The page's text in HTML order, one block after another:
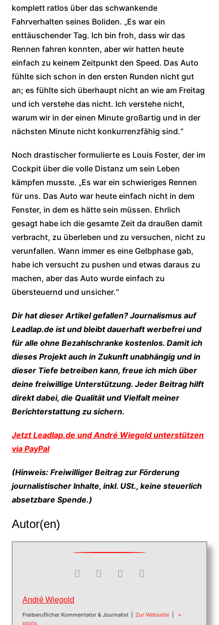
komplett ratlos über das schwankende
Fahrverhalten seines Boliden. „Es war ein
enttäuschender Tag. Ich bin froh, dass wir das
Rennen fahren konnten, aber wir hatten heute
einfach zu keinem Zeitpunkt den Speed. Das Auto
fühlte sich schon in den ersten Runden nicht gut
an; es fühlte sich überhaupt nicht an wie am Freitag
und ich verstehe das nicht. Ich verstehe nicht,
warum wir in der einen Minute großartig und in der
nächsten Minute nicht konkurrenzfähig sind.“
Noch drastischer formulierte es Louis Foster, der im
Cockpit über die volle Distanz um sein Leben
kämpfen musste. „Es war ein schwieriges Rennen
für uns. Das Auto war heute einfach nicht in dem
Fenster, in dem es hätte sein müssen. Ehrlich
gesagt habe ich die gesamte Zeit da draußen damit
verbracht, zu überleben und zu versuchen, nicht zu
verunfallen. Wann immer es eine Gelbphase gab,
habe ich versucht zu pushen und etwas daraus zu
machen, aber das Auto wurde einfach zu
übersteuernd und unsicher.“
Dir hat dieser Artikel gefallen? Journalismus auf
Leadlap.de ist und bleibt dauerhaft werbefrei und
für alle ohne Bezahlschranke kostenlos. Damit ich
dieses Projekt auch in Zukunft unabhängig und in
dieser Tiefe betreiben kann, freue ich mich über
deine freiwillige Unterstützung. Jeder Beitrag hilft
direkt dabei, die Qualität und Vielfalt meiner
Berichterstattung zu sichern.
Jetzt Leadlap.de und André Wiegold unterstützen
via PayPal
(Hinweis: Freiwilliger Beitrag zur Förderung
journalistischer Inhalte, inkl. USt., keine steuerlich
absetzbare Spende.)
Autor(en)
André Wiegold
Freiberuflicher Kommentator & Journalist Zur Webseite
+
posts